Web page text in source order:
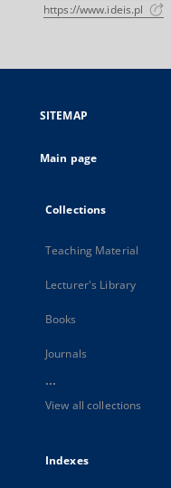
https://www.ideis.pl
SITEMAP
Main page
Collections
Teaching Material
Lecturer's Library
Books
Journals
...
View all collections
Indexes